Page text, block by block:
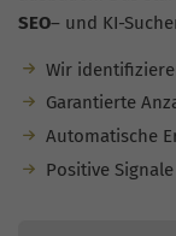
SEO– und KI-
Wir
Garantierte
Automatische
Positive